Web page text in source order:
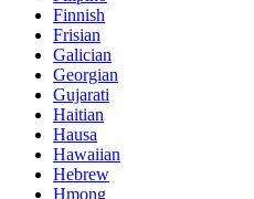
Finnish
Frisian
Galician
Georgian
Gujarati
Haitian
Hausa
Hawaiian
Hebrew
Hmong